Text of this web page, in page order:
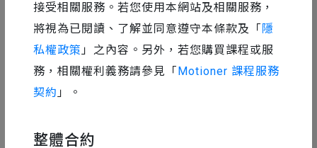
接受相關服務。若您使用本網站及相關服務，
將視為已閱讀、了解並同意遵守本條款及「 隱
私權政策」之內容。另外，若您購買課程或服
務，相關權利義務請參見「Motioner 課程服務
契約」。
整體合約